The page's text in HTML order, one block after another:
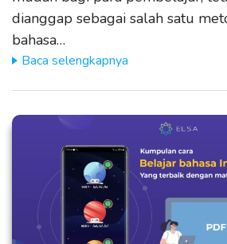
dianggap sebagai salah satu
bahasa…
Baca selengkapnya